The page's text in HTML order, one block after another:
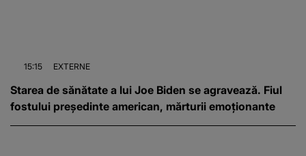
15:15 EXTERNE
Starea de sănătate a lui Joe Biden se agravează. Fiul
fostului președinte american, mărturii emoționante